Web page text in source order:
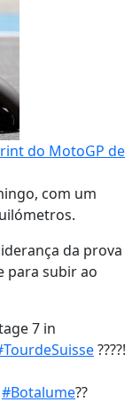
do MotoGP de
com um
da prova
para subir ao
7 in
????!
#Botalume??